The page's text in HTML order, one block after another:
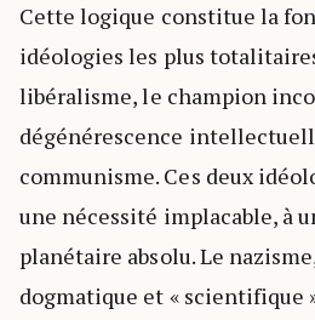
Cette logique constitue la
idéologies les plus
libéralisme, le champion
dégénérescence
communisme. Ces deux
une nécessité implacable, à
planétaire absolu. Le
dogmatique et « scientifique